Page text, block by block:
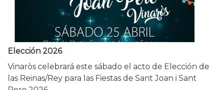
Elección 2026
Vinaròs celebrará este sábado el acto de Elección de
las Reinas/Rey para las Fiestas de Sant Joan i Sant